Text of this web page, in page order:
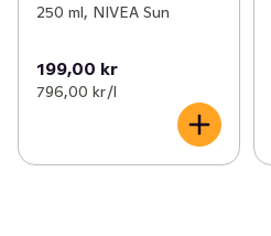
250 ml, NIVEA Sun
199,00 kr
796,00 kr /l